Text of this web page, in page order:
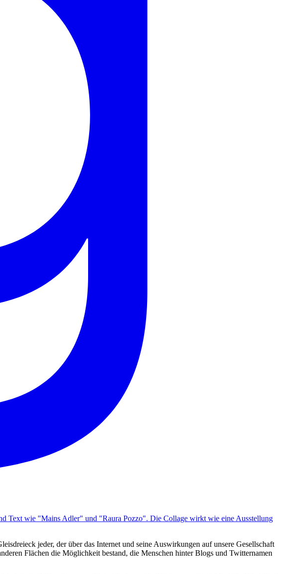
jeder, der über das Internet und seine Auswirkungen auf unsere Gesellschaft
Flächen die Möglichkeit bestand, die Menschen hinter Blogs und Twitternamen